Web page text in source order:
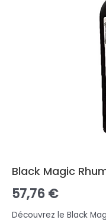
Black Magic
57,76 €
Découvrez le Black